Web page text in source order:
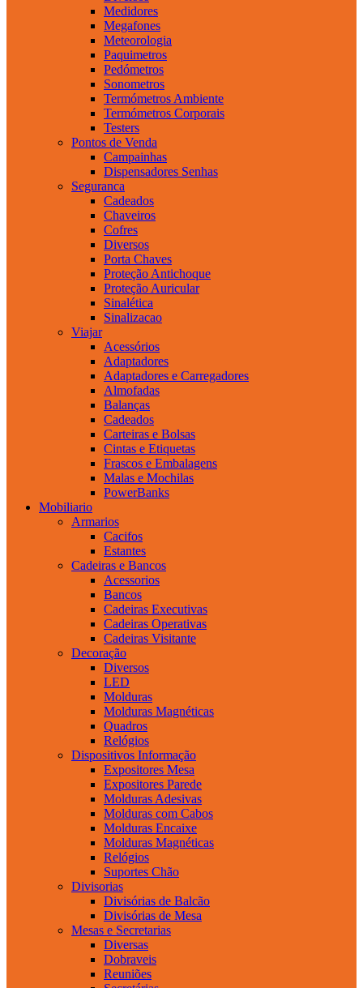
Medidores
Megafones
Meteorologia
Paquimetros
Pedómetros
Sonometros
Termómetros Ambiente
Termómetros Corporais
Testers
Pontos de Venda
Campainhas
Dispensadores Senhas
Seguranca
Cadeados
Chaveiros
Cofres
Diversos
Porta Chaves
Proteção Antichoque
Proteção Auricular
Sinalética
Sinalizacao
Viajar
Acessórios
Adaptadores
Adaptadores e Carregadores
Almofadas
Balanças
Cadeados
Carteiras e Bolsas
Cintas e Etiquetas
Frascos e Embalagens
Malas e Mochilas
PowerBanks
Mobiliario
Armarios
Cacifos
Estantes
Cadeiras e Bancos
Acessorios
Bancos
Cadeiras Executivas
Cadeiras Operativas
Cadeiras Visitante
Decoração
Diversos
LED
Molduras
Molduras Magnéticas
Quadros
Relógios
Dispositivos Informação
Expositores Mesa
Expositores Parede
Molduras Adesivas
Molduras com Cabos
Molduras Encaixe
Molduras Magnéticas
Relógios
Suportes Chão
Divisorias
Divisórias de Balcão
Divisórias de Mesa
Mesas e Secretarias
Diversas
Dobraveis
Reuniões